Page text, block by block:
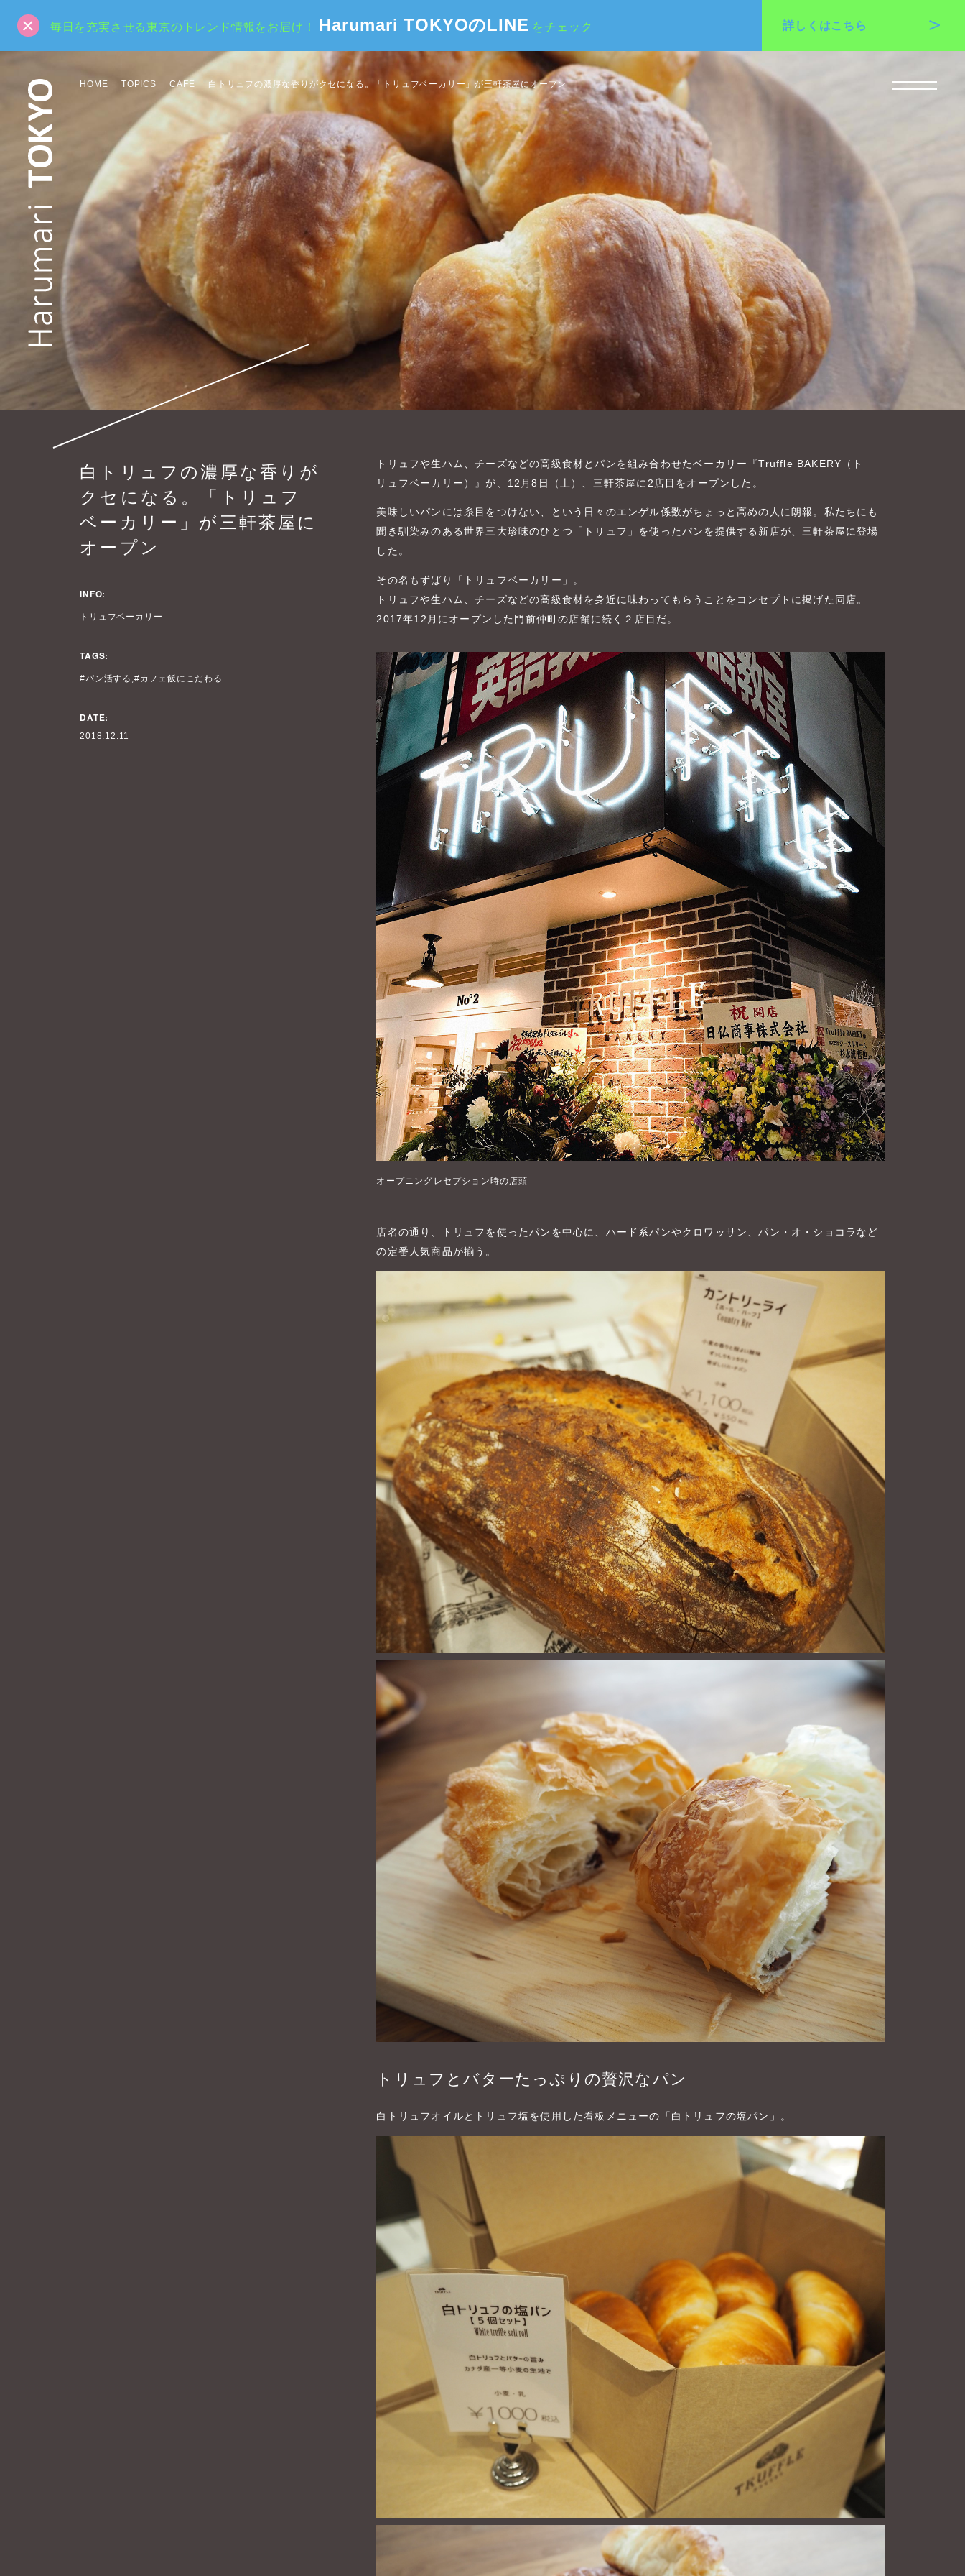
毎日を充実させる東京のトレンド情報をお届け！ Harumari TOKYOのLINE をチェック 詳しくはこちら
HOME TOPICS CAFE 白トリュフの濃厚な香りがクセになる。「トリュフベーカリー」が三軒茶屋にオープン
白トリュフの濃厚な香りが
クセになる。「トリュフ
ベーカリー」が三軒茶屋に
オープン
INFO:
トリュフベーカリー
TAGS:
パン活する カフェ飯にこだわる
DATE:
2018.12.11
トリュフや生ハム、チーズなどの高級食材とパンを組み合わせたベーカリー『Truffle BAKERY（ト
リュフベーカリー）』が、12月8日（土）、三軒茶屋に2店目をオープンした。
美味しいパンには糸目をつけない、という日々のエンゲル係数がちょっと高めの人に朗報。私たちにも
聞き馴染みのある世界三大珍味のひとつ「トリュフ」を使ったパンを提供する新店が、三軒茶屋に登場
した。
その名もずばり「トリュフベーカリー」。
トリュフや生ハム、チーズなどの高級食材を身近に味わってもらうことをコンセプトに掲げた同店。
2017年12月にオープンした門前仲町の店舗に続く２店目だ。
オープニングレセプション時の店頭
店名の通り、トリュフを使ったパンを中心に、ハード系パンやクロワッサン、パン・オ・ショコラなど
の定番人気商品が揃う。
トリュフとバターたっぷりの贅沢なパン
白トリュフオイルとトリュフ塩を使用した看板メニューの「白トリュフの塩パン」。